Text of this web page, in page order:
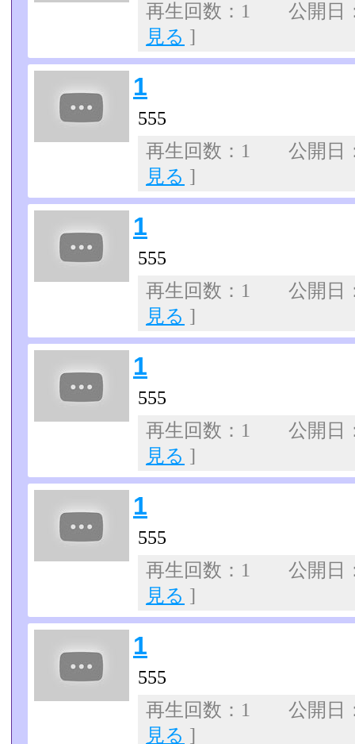
再生回数：1 公開
見る ]
1
555
再生回数：1 公開
見る ]
1
555
再生回数：1 公開
見る ]
1
555
再生回数：1 公開
見る ]
1
555
再生回数：1 公開
見る ]
1
555
再生回数：1 公開
見る ]